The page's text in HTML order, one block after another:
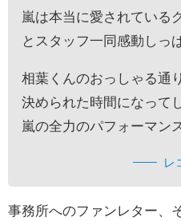
嵐は本当に愛されている
とスタッフ一同感動しっ
相葉くんのおっしゃる通り
決められた時間になって
嵐の全力のパフォーマン
レ
事務所へのファンレター、